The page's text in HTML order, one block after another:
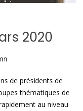
2020
de présidents de
thématiques de
au niveau